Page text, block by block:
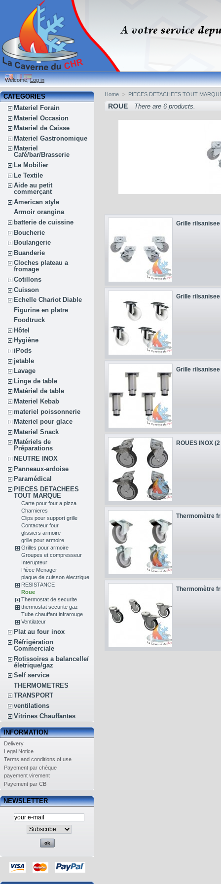
Welcome,Log in
CATEGORIES
Materiel Forain
Materiel Occasion
Materiel de Caisse
Materiel Gastronomique
Materiel
Café/bar/Brasserie
Le Mobilier
Le Textile
Aide au petit
commerçant
American style
Armoir orangina
batterie de cuissine
Boucherie
Boulangerie
Buanderie
Cloches plateau a
fromage
Cotillons
Cuisson
Echelle Chariot Diable
Figurine en platre
Foodtruck
Hôtel
Hygiène
iPods
jetable
Lavage
Linge de table
Matériel de table
Materiel Kebab
materiel poissonnerie
Materiel pour glace
Materiel Snack
Matériels de
Préparations
NEUTRE INOX
Panneaux-ardoise
Paramédical
PIECES DETACHEES
TOUT MARQUE
Carte pour four a pizza
Charnieres
Clips pour support grille
Contacteur four
glissiers armoire
grille pour armoire
Grilles pour armoire
Groupes et compresseur
Interupteur
Pièce Menager
plaque de cuisson électrique
RESISTANCE
Roue
Thermostat de securite
thermostat securite gaz
Tube chauffant infrarouge
Ventilateur
Plat au four inox
Réfrigération
Commerciale
Rotissoires a balancelle/
életrique/gaz
Self service
THERMOMETRES
TRANSPORT
ventilations
Vitrines Chauffantes
INFORMATION
Delivery
Legal Notice
Terms and conditions of use
Payement par chèque
payement virement
Payement par CB
NEWSLETTER
Home > PIECES DETACHEES TOUT
ROUE There are 6 products.
Grille
Grille
Grille
ROUES INOX
Thermomètre
Thermomètre